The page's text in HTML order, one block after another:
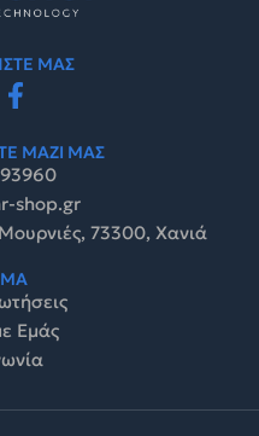
ΜΑΣ
ΜΑΖΙ ΜΑΣ
shop.gr
73300, Χανιά
Εμάς